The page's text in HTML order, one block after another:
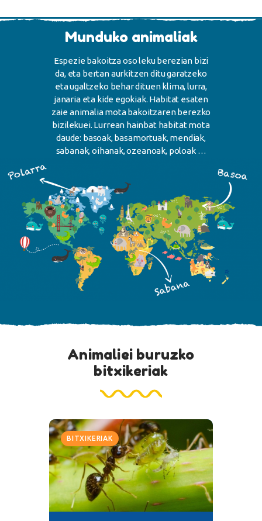
Munduko animaliak
Espezie bakoitza oso leku berezian bizi
da, eta bertan aurkitzen ditu garatzeko
eta ugaltzeko behar dituen klima, lurra,
janaria eta kide egokiak. Habitat esaten
zaie animalia mota bakoitzaren berezko
bizilekuei. Lurrean hainbat habitat mota
daude: basoak, basamortuak, mendiak,
sabanak, oihanak, ozeanoak, poloak …
Animaliei buruzko
bitxikeriak
BITXIKERIAK